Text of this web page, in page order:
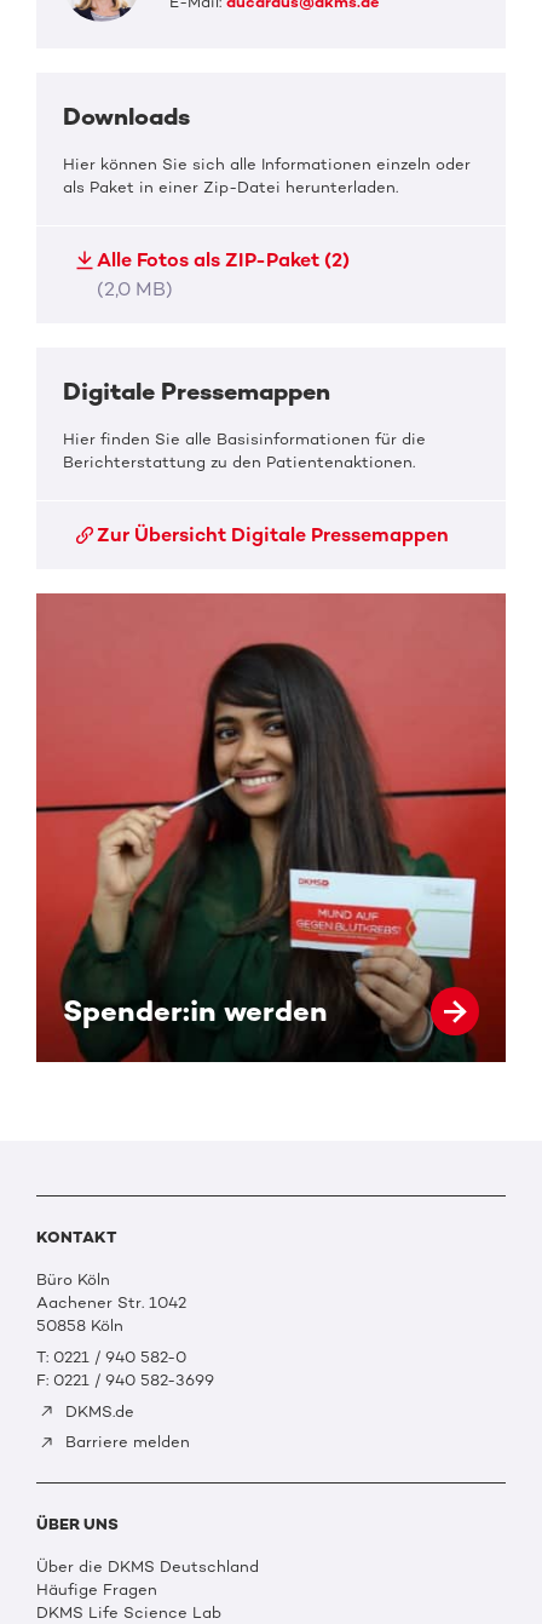
Downloads
Hier können Sie sich alle Informationen einzeln oder
als Paket in einer Zip-Datei herunterladen.
Alle Fotos als ZIP-Paket (2)
(2,0 MB)
Digitale Pressemappen
Hier finden Sie alle Basisinformationen für die
Berichterstattung zu den Patientenaktionen.
Zur Übersicht Digitale Pressemappen
Spender:in werden
KONTAKT
Büro Köln
Aachener Str. 1042
50858 Köln
T: 0221 / 940 582-0
F: 0221 / 940 582-3699
DKMS.de
Barriere melden
ÜBER UNS
Über die DKMS Deutschland
Häufige Fragen
DKMS Life Science Lab